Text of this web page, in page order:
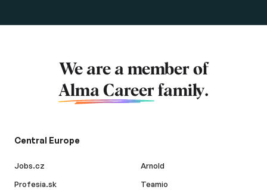
We are a member of
Alma Career family.
Central Europe
Jobs.cz
Profesia.sk
Arnold
Teamio